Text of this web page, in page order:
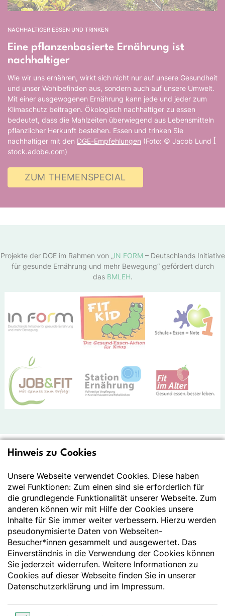
NACHHALTIGER ESSEN UND TRINKEN
Eine pflanzenbasierte Ernährung ist
nachhaltiger
Wie wir uns ernähren, wirkt sich nicht nur auf unsere Gesundheit
und unser Wohlbefinden aus, sondern auch auf unsere Umwelt.
Mit einer ausgewogenen Ernährung kann jede und jeder zum
Klimaschutz beitragen. Ökologisch nachhaltiger zu essen
bedeutet, dass die Mahlzeiten überwiegend aus Lebensmitteln
pflanzlicher Herkunft bestehen. Essen und trinken Sie
nachhaltiger mit den DGE-Empfehlungen (Foto: © Jacob Lund ꟾ
stock.adobe.com)
ZUM THEMENSPECIAL
Projekte der DGE im Rahmen von „ IN FORM– Deutschlands Initiative
für gesunde Ernährung und mehr Bewegung“ gefördert durch
das BMLEH.
für Ernährung e.V.
Der Wissenschaft verpflichtet - Ihre Partnerin für
Essen und Trinken
Deutsche Gesellschaft für Ernährung e. V.
Godesberger Allee 136
53175 Bonn
Tel:+49 228 3776-600
Fax:+49 228 3776-800
webmaster@dge.de
Hinweis zu Cookies
Unsere Webseite verwendet Cookies. Diese haben
zwei Funktionen: Zum einen sind sie erforderlich für
die grundlegende Funktionalität unserer Webseite. Zum
anderen können wir mit Hilfe der Cookies unsere
Inhalte für Sie immer weiter verbessern. Hierzu werden
pseudonymisierte Daten von Webseiten-
Besucher*innen gesammelt und ausgewertet. Das
Einverständnis in die Verwendung der Cookies können
Sie jederzeit widerrufen. Weitere Informationen zu
Cookies auf dieser Webseite finden Sie in unserer
Datenschutzerklärung und im Impressum.